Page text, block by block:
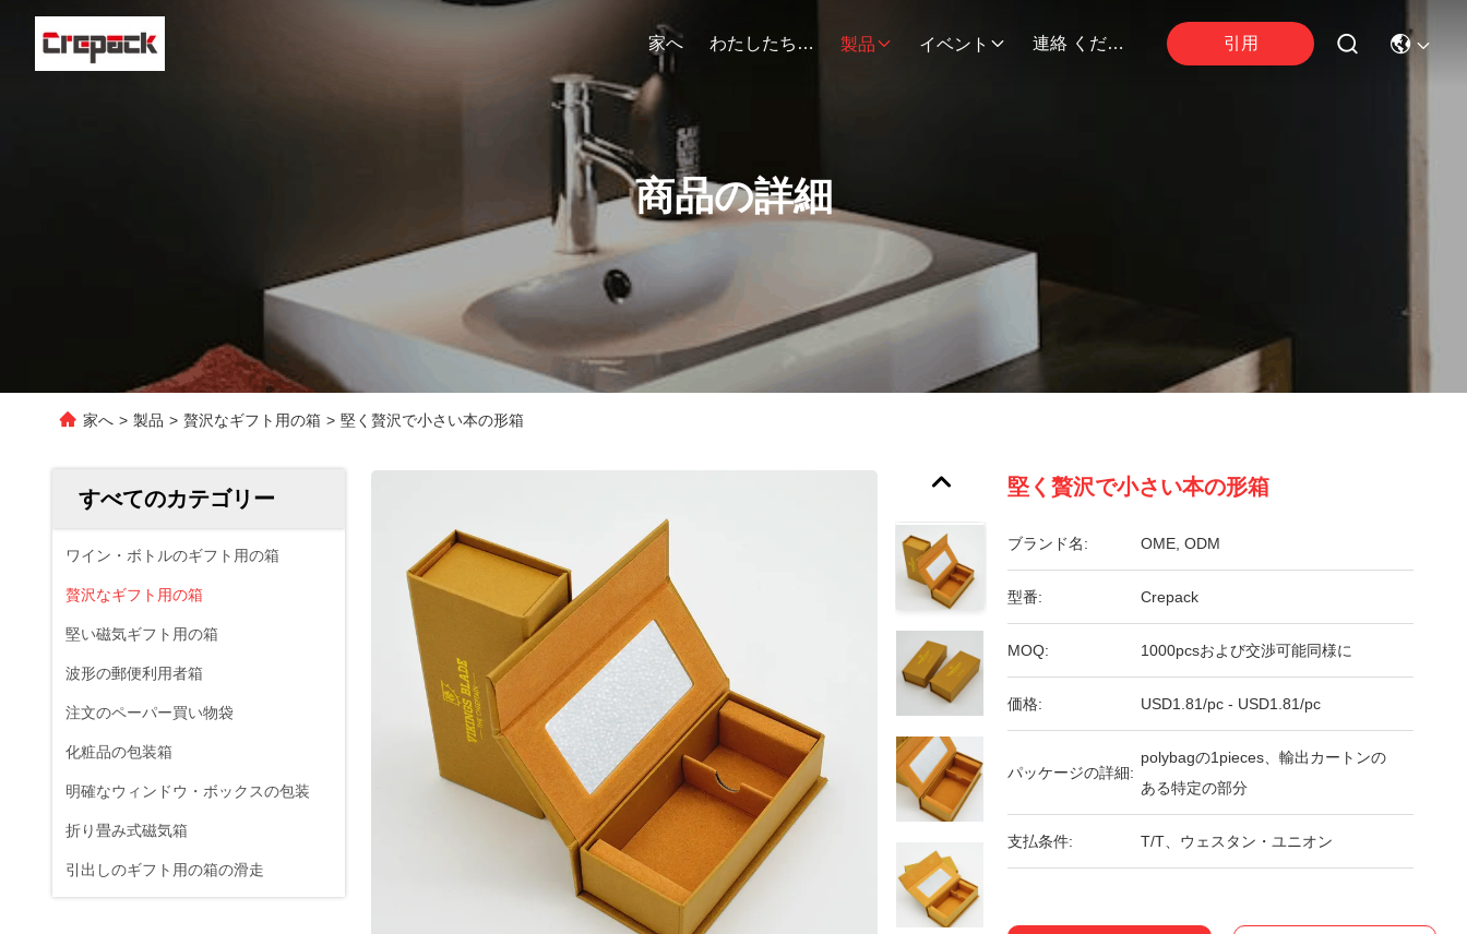
家へ わたしたち に つい て 製品 イベント 連絡 ください 引用
商品の詳細
家へ > 製品 > 贅沢なギフト用の箱 > 堅く贅沢で小さい本の形箱
すべてのカテゴリー
ワイン・ボトルのギフト用の箱
贅沢なギフト用の箱
堅い磁気ギフト用の箱
波形の郵便利用者箱
注文のペーパー買い物袋
化粧品の包装箱
明確なウィンドウ・ボックスの包装
折り畳み式磁気箱
引出しのギフト用の箱の滑走
堅く贅沢で小さい本の形箱
ブランド名: OME, ODM
型番: Crepack
MOQ: 1000pcsおよび交渉可能同様に
価格: USD1.81/pc - USD1.81/pc
パッケージの詳細:
polybagの1pieces、輸出カートンの
ある特定の部分
支払条件: T/T、ウェスタン・ユニオン